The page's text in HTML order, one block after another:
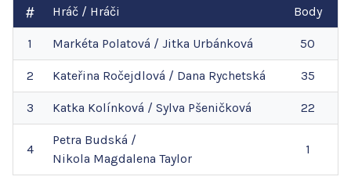
Hráč / Hráči Body
1 Markéta Polatová / Jitka Urbánková 50
2 Kateřina Ročejdlová / Dana Rychetská 35
3 Katka Kolínková / Sylva Pšeničková 22
4
Petra Budská /
Nikola Magdalena Taylor
1